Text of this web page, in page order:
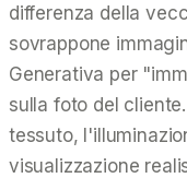
differenza della
sovrappone
Generativa per
sulla foto del
tessuto,
visualizzazione